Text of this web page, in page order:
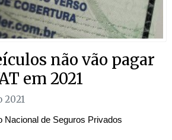
não vão pagar
em 2021
2021
Nacional de Seguros Privados